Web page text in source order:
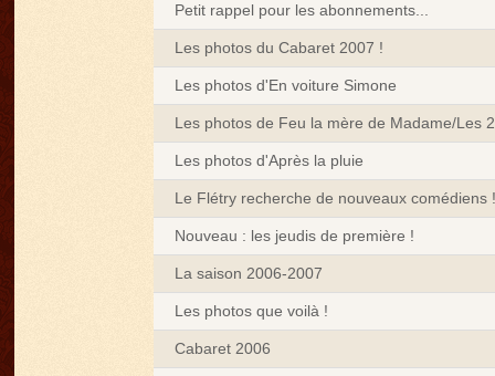
Petit rappel pour les abonnements...
Les photos du Cabaret 2007 !
Les photos d'En voiture Simone
Les photos de Feu la mère de Madame/Les
Les photos d'Après la pluie
Le Flétry recherche de nouveaux comédiens !
Nouveau : les jeudis de première !
La saison 2006-2007
Les photos que voilà !
Cabaret 2006